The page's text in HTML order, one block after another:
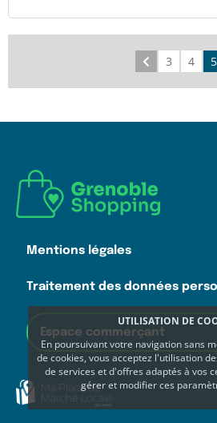
UTILISATION DE
En poursuivant votre navigation sans
de cookies, vous acceptez l'utilisation
de services et d'offres adaptés à vos
gérer et modifier ces
Précédent
3 4 5
Mentions légales
Traitement des données
Espace commerçant